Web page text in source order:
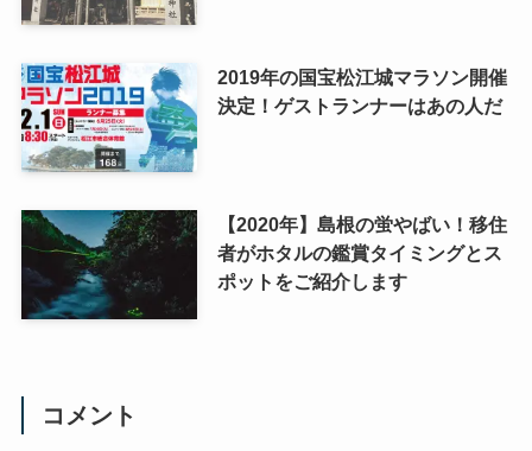
2019年の国宝松江城マラソン開催
決定！ゲストランナーはあの人だ
【2020年】島根の蛍やばい！移住
者がホタルの鑑賞タイミングとス
ポットをご紹介します
コメント